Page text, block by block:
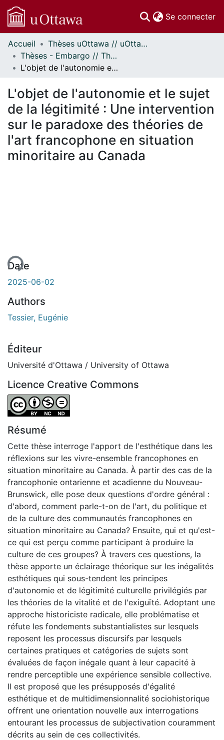
Se connecter
Communautés
et collections
Parcourir
À propos
Accueil
Thèses uOttawa // uOttawa Theses
Thèses - Embargo // Theses - Embargo
L'objet de l'autonomie et le sujet de la légitimité : Une intervention sur le paradoxe des théories de l'art francophone en situation minoritaire au Canada
L'objet de l'autonomie et le sujet
de la légitimité : Une intervention
sur le paradoxe des théories de
l'art francophone en situation
minoritaire au Canada
Date
2025-06-02
Authors
Tessier, Eugénie
Éditeur
Université d'Ottawa / University of Ottawa
Licence Creative Commons
Attribution-NonCommercial-NoDerivatives 4.0
Résumé
Cette thèse interroge l'apport de l'esthétique dans les
réflexions sur les vivre-ensemble francophones en
situation minoritaire au Canada. À partir des cas de la
francophonie ontarienne et acadienne du Nouveau-
Brunswick, elle pose deux questions d'ordre général :
d'abord, comment parle-t-on de l'art, du politique et
de la culture des communautés francophones en
situation minoritaire au Canada? Ensuite, qui et qu'est-
ce qui est perçu comme participant à produire la
culture de ces groupes? À travers ces questions, la
thèse apporte un éclairage théorique sur les inégalités
esthétiques qui sous-tendent les principes
d'autonomie et de légitimité culturelle privilégiés par
les théories de la vitalité et de l'exiguïté. Adoptant une
approche historiciste radicale, elle problématise et
réfute les fondements substantialistes sur lesquels
reposent les processus discursifs par lesquels
certaines pratiques et catégories de sujets sont
évaluées de façon inégale quant à leur capacité à
rendre perceptible une expérience sensible collective.
Il est proposé que les présupposés d'égalité
esthétique et de multidimensionnalité sociohistorique
offrent une orientation nouvelle aux interrogations
entourant les processus de subjectivation couramment
décrits au sein de ces collectivités.